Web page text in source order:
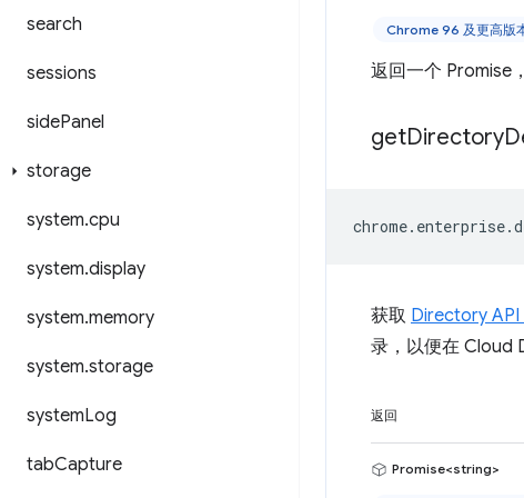
search
sessions
sidePanel
storage
system.cpu
system.display
system.memory
system.storage
systemLog
tabCapture
Chrome 96 及更高版
返回一个 Promise
getDirectory
chrome. enterprise.
获取 Directory API
录，以便在 Cloud
返回
Promise<string>